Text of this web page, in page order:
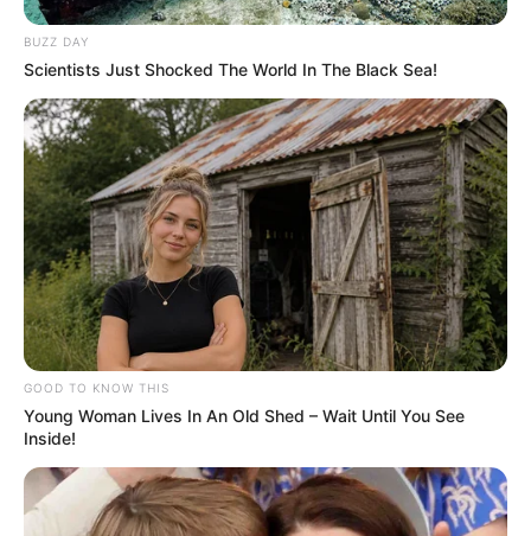
BUZZ DAY
Scientists Just Shocked The World In The Black Sea!
GOOD TO KNOW THIS
Young Woman Lives In An Old Shed – Wait Until You See
Inside!